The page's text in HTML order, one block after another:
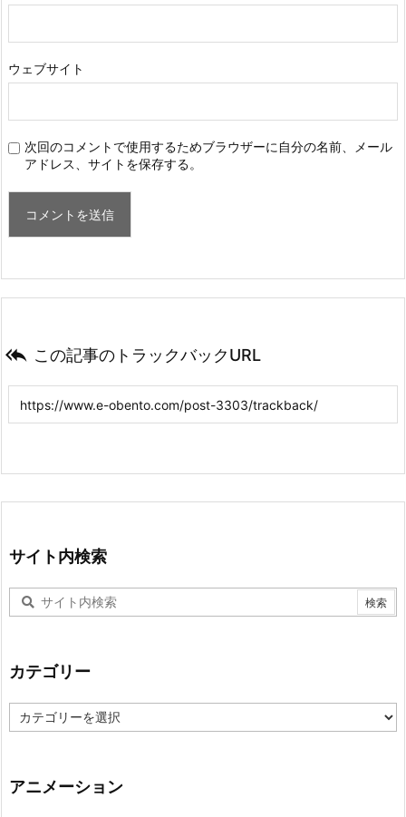
ウェブサイト
次回のコメントで使用するためブラウザーに自分の名前、メール
アドレス、サイトを保存する。
 この記事のトラックバックURL
サイト内検索
カテゴリー
テ
ー
アニメーション